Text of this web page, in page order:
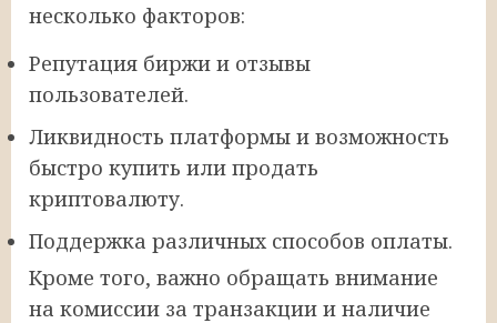
несколько факторов:
Репутация биржи и отзывы
пользователей.
Ликвидность платформы и возможность
быстро купить или продать
криптовалюту.
Поддержка различных способов оплаты.
Кроме того, важно обращать внимание
на комиссии за транзакции и наличие